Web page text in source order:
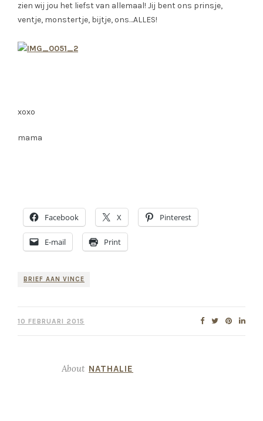
zien wij jou het liefst van allemaal! Jij bent ons prinsje,
ventje, monstertje, bijtje, ons…ALLES!
xoxo
mama
Facebook X Pinterest
E-mail Print
BRIEF AAN VINCE
10 FEBRUARI 2015
About NATHALIE